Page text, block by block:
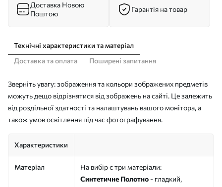
Доставка Новою
Поштою
Гарантія на товар
Технічні характеристики та матеріал
Доставка та оплата
Поширені запитання
Зверніть увагу: зображення та кольори зображених предметів
можуть дещо відрізнятися від зображень на сайті. Це залежить
від роздільної здатності та налаштувань вашого монітора, а
також умов освітлення під час фотографування.
Характеристики
Матеріал
На вибір є три матеріали:
Синтетичне Полотно - гладкий,